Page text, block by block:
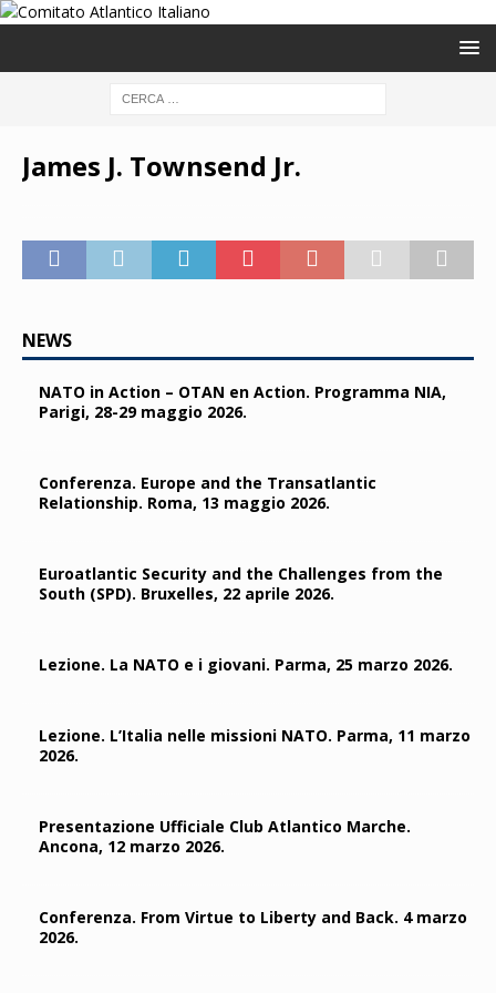
James J. Townsend Jr.
NEWS
NATO in Action – OTAN en Action. Programma NIA,
Parigi, 28-29 maggio 2026.
Conferenza. Europe and the Transatlantic
Relationship. Roma, 13 maggio 2026.
Euroatlantic Security and the Challenges from the
South (SPD). Bruxelles, 22 aprile 2026.
Lezione. La NATO e i giovani. Parma, 25 marzo 2026.
Lezione. L’Italia nelle missioni NATO. Parma, 11 marzo
2026.
Presentazione Ufficiale Club Atlantico Marche.
Ancona, 12 marzo 2026.
Conferenza. From Virtue to Liberty and Back. 4 marzo
2026.